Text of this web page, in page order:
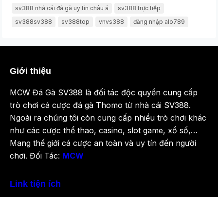
sv388 nhà cái đá gà uy tín châu á
sv388 trực tiếp
sv388sv388
sv388top vnvs388 đăng nhập alo789
Giới thiệu
MCW Đá Gà SV388 là đối tác độc quyền cung cấp
trò chơi cá cược đá gà Thomo từ nhà cái SV388.
Ngoài ra chúng tôi còn cung cấp nhiều trò chơi khác
như các cược thể thao, casino, slot game, xổ số,…
Mang thế giới cá cược an toàn và uy tín đến người
chơi. Đối Tác: MCW
Link tiện ích